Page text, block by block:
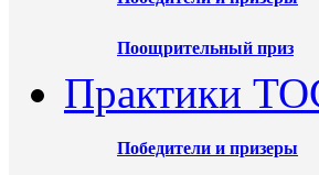
Поощрительный приз
Практики
Победители и призеры